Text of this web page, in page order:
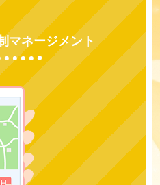
マネージメント